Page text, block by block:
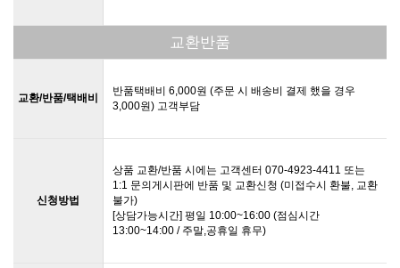
교환반품
교환/반품/택배비
반품택배비 6,000원 (주문 시 배송비 결제 했을 경우
3,000원) 고객부담
신청방법
상품 교환/반품 시에는 고객센터 070-4923-4411 또는
1:1 문의게시판에 반품 및 교환신청 (미접수시 환불, 교환
불가)
[상담가능시간] 평일 10:00~16:00 (점심시간
13:00~14:00 / 주말,공휴일 휴무)